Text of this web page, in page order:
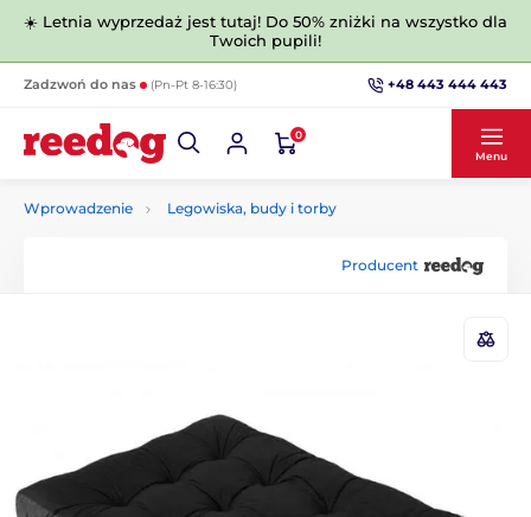
☀️ Letnia wyprzedaż jest tutaj! Do 50% zniżki na wszystko dla
Twoich pupili!
Zadzwoń do nas (Pn-Pt 8-16:30) +48 443 444 443
0
Menu
Wprowadzenie Legowiska, budy i torby
Producent